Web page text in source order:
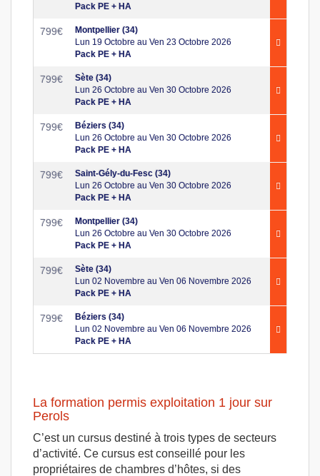
Pack PE + HA
799€
Montpellier (34)
Lun 19 Octobre au Ven 23 Octobre 2026
Pack PE + HA
799€
Sète (34)
Lun 26 Octobre au Ven 30 Octobre 2026
Pack PE + HA
799€
Béziers (34)
Lun 26 Octobre au Ven 30 Octobre 2026
Pack PE + HA
799€
Saint-Gély-du-Fesc (34)
Lun 26 Octobre au Ven 30 Octobre 2026
Pack PE + HA
799€
Montpellier (34)
Lun 26 Octobre au Ven 30 Octobre 2026
Pack PE + HA
799€
Sète (34)
Lun 02 Novembre au Ven 06 Novembre 2026
Pack PE + HA
799€
Béziers (34)
Lun 02 Novembre au Ven 06 Novembre 2026
Pack PE + HA
La formation permis exploitation 1 jour sur
Perols
C’est un cursus destiné à trois types de secteurs
d’activité. Ce cursus est conseillé pour les
propriétaires de chambres d’hôtes, si des